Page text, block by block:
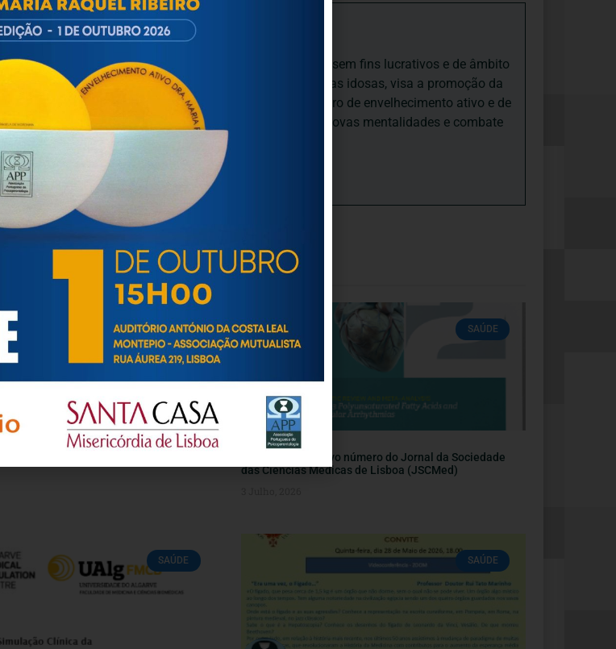
Psicogerontologia
APP, Instituição Particular de Solidariedade Social sem fins lucrativos e de âmbito
e sociais inerentes ao envelhecimento e às pessoas idosas, visa a promoção da
participação e segurança das pessoas idosas, num quadro de envelhecimento ativo e de
mais inclusiva para todas as idades, promove novas mentalidades e combate
e ao envelhecimento.
SAÚDE SAÚDE
Publicação do novo número do Jornal da Sociedade
das Ciências Médicas de Lisboa (JSCMed)
SAÚDE SAÚDE